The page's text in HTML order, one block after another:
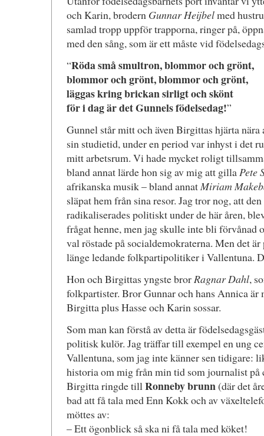
och Karin, brodern Gunnar Heijbelmed
samlad tropp uppför trapporna, ringer på,
med den sång, som är ett måste vid
“Röda små smultron, blommor och grönt,
blommor och grönt, blommor och grönt,
läggas kring brickan sirligt och skönt
för i dag är det Gunnels födelsedag!”
Gunnel står mitt och även Birgittas hjärta nära
sin studietid, under en period var inhyst i det
mitt arbetsrum. Vi hade mycket roligt
bland annat lärde hon sig av mig att gillaPete
afrikanska musik – bland annatMiriam
släpat hem från sina resor. Jag tror nog, att
radikaliserades politiskt under de här åren,
frågat henne, men jag skulle inte bli förvånad
val röstade på socialdemokraterna. Men det
länge ledande folkpartipolitiker i Vallentuna.
Hon och Birgittas yngste brorRagnar Dahl,
folkpartister. Bror Gunnar och hans Annica är
Birgitta plus Hasse och Karin sossar.
Som man kan förstå av detta är
politisk kulör. Jag träffar till exempel en ung
Vallentuna, som jag inte känner sen tidigare:
historia om mig från min tid som journalist på
Birgitta ringde tillRonneby brunn(där det
bad att få tala med Enn Kokk och av
möttes av:
– Ett ögonblick så ska ni få tala med köket!